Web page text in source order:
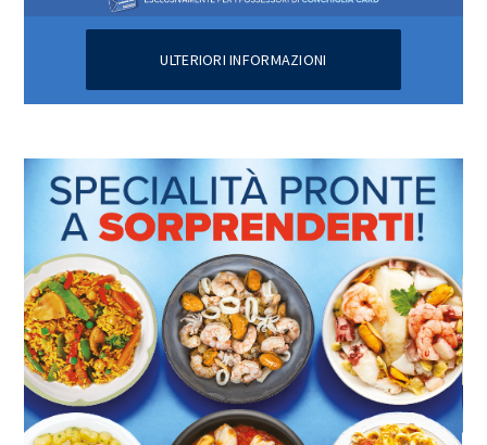
ULTERIORI INFORMAZIONI